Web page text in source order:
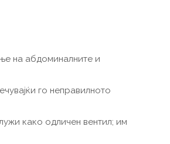
на абдоминалните и
го неправилното
како одличен вентил; им